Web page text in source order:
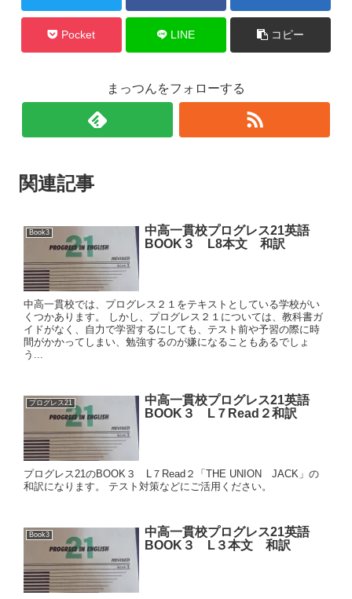
Pocket LINE コピー
まっつんをフォローする
関連記事
Book3
中高一貫校プログレス21英語
BOOK３ L8本文 和訳
中高一貫校では、プログレス２１をテキストとしている学校がい
くつかあります。 しかし、プログレス２１については、教科書ガ
イドがなく、自力で学習するにしても、テスト前や予習の際に時
間がかかってしまい、勉強するのが嫌になることもあるでしょ
う...
プログレス21
中高一貫校プログレス21英語
BOOK３ L７Read２和訳
プログレス21のBOOK３ L７Read２「THE UNION JACK」の
和訳になります。 テスト対策などにご活用ください。
Book3
中高一貫校プログレス21英語
BOOK３ L３本文 和訳